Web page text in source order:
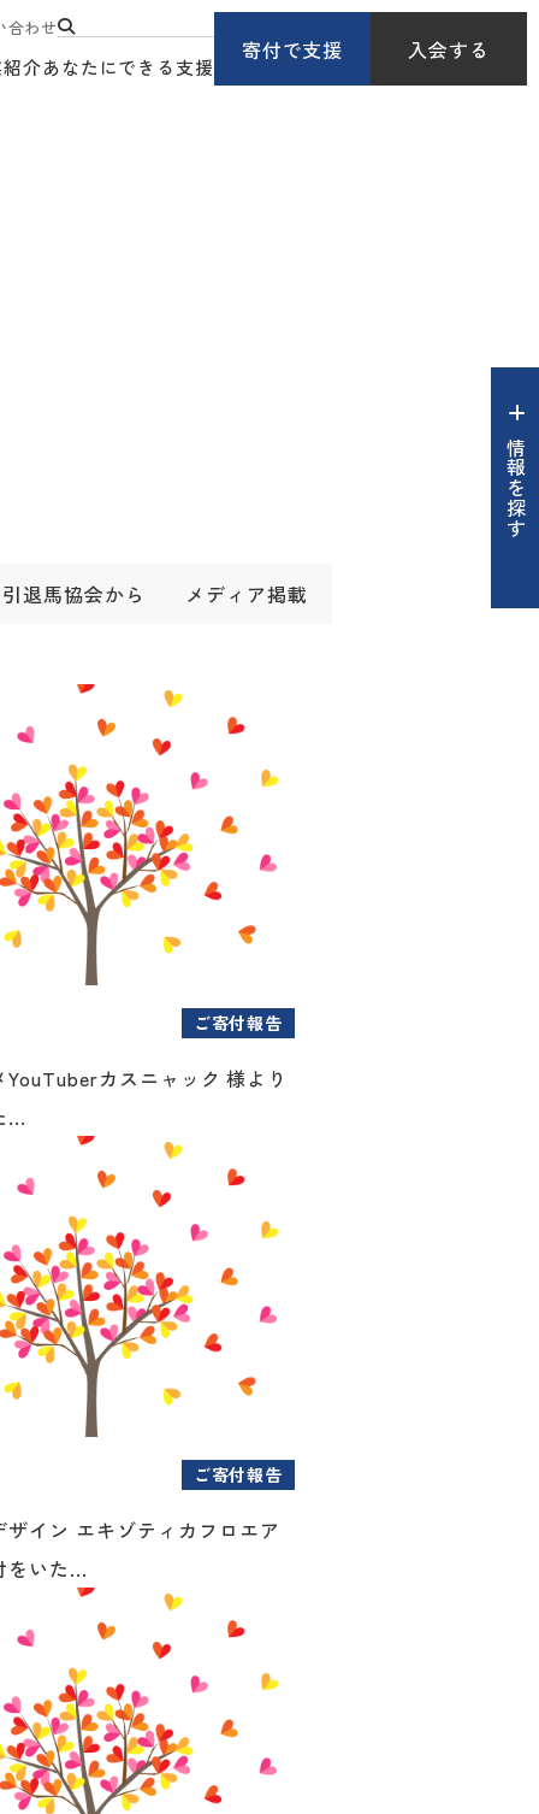
合わせ
介あなたにできる支援
寄付で支援 入会する
情報を探す
引退馬協会から メディア掲載
ご寄付報告
カスニャック 様より
...
ご寄付報告
ザイン エキゾティカフロエア
をいた...